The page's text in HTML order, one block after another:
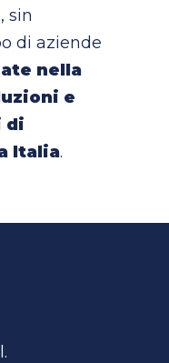
sin
di aziende
nella
e
di
Italia.